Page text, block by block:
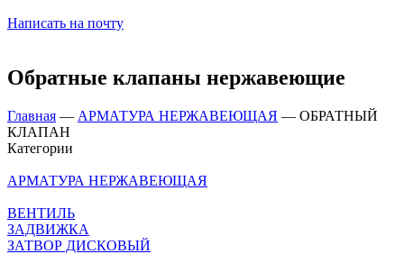
Написать на почту
Обратные клапаны нержавеющие
Главная — АРМАТУРА НЕРЖАВЕЮЩАЯ — ОБРАТНЫЙ
КЛАПАН
Категории
АРМАТУРА НЕРЖАВЕЮЩАЯ
ВЕНТИЛЬ
ЗАДВИЖКА
ЗАТВОР ДИСКОВЫЙ